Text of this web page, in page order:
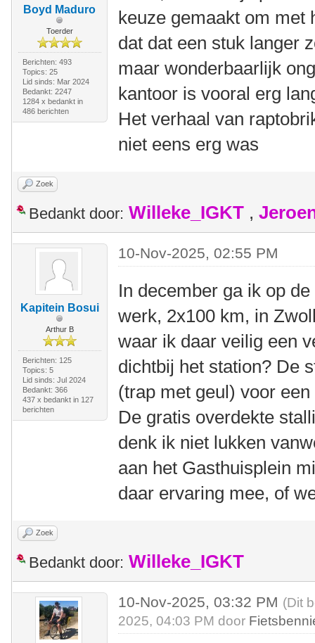
Boyd Maduro
Toerder
Berichten: 493
Topics: 25
Lid sinds: Mar 2024
Bedankt: 2247
1284 x bedankt in
486 berichten
keuze gemaakt om met
dat dat een stuk langer
maar wonderbaarlijk
kantoor is vooral erg
Het verhaal van
niet eens erg was
Zoek
Bedankt door: Willeke_IGKT ,
Kapitein Bosui
Arthur B
Berichten: 125
Topics: 5
Lid sinds: Jul 2024
Bedankt: 366
437 x bedankt in 127
berichten
10-Nov-2025, 02:55 PM
In december ga ik op
werk, 2x100 km, in
waar ik daar veilig een
dichtbij het station? De
(trap met geul) voor
De gratis overdekte
denk ik niet lukken
aan het Gasthuisplein
daar ervaring mee, of
Zoek
Bedankt door: Willeke_IGKT
10-Nov-2025, 03:32 PM (Dit
2025, 04:03 PM door